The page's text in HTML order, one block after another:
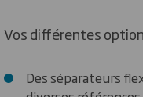
Vos différentes
Des séparateurs